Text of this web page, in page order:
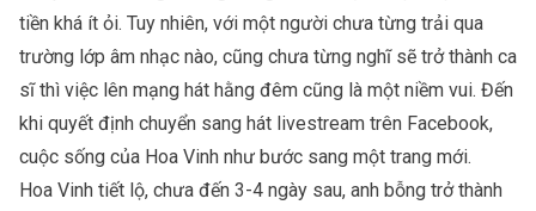
tiền khá ít ỏi. Tuy nhiên, với một người chưa từng trải qua
trường lớp âm nhạc nào, cũng chưa từng nghĩ sẽ trở thành ca
sĩ thì việc lên mạng hát hằng đêm cũng là một niềm vui. Đến
khi quyết định chuyển sang hát livestream trên Facebook,
cuộc sống của Hoa Vinh như bước sang một trang mới.
Hoa Vinh tiết lộ, chưa đến 3-4 ngày sau, anh bỗng trở thành